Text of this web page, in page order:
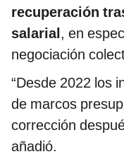
recuperación
salarial, en
negociación
“Desde 2022 los
de marcos
corrección
añadió.